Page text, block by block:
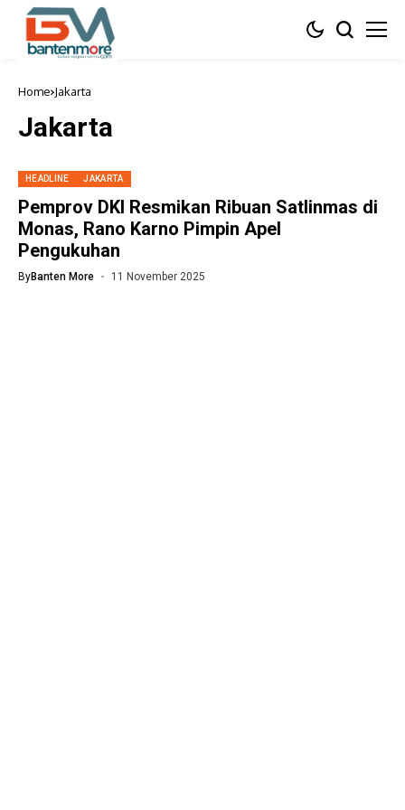
Home Jakarta
Jakarta
HEADLINE JAKARTA
Pemprov DKI Resmikan Ribuan Satlinmas di
Monas, Rano Karno Pimpin Apel
Pengukuhan
ByBanten More 11 November 2025